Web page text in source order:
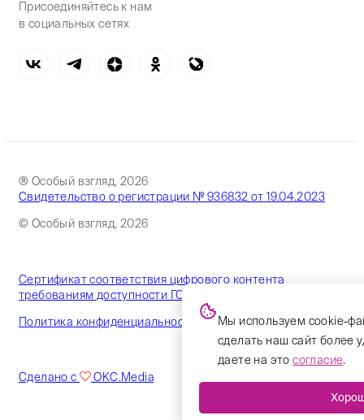
Присоединяйтесь к нам
в социальных сетях
® Особый взгляд, 2026
Свидетельство о регистрации № 936832 от 19.04.2023
© Особый взгляд, 2026
Сертификат соответствия цифрового контента
требованиям доступности ГОСТ
Политика конфиденциальности
Сделано с OKC.Media
Мы используем cookie-
сделать наш сайт более
даете на этосогласие.